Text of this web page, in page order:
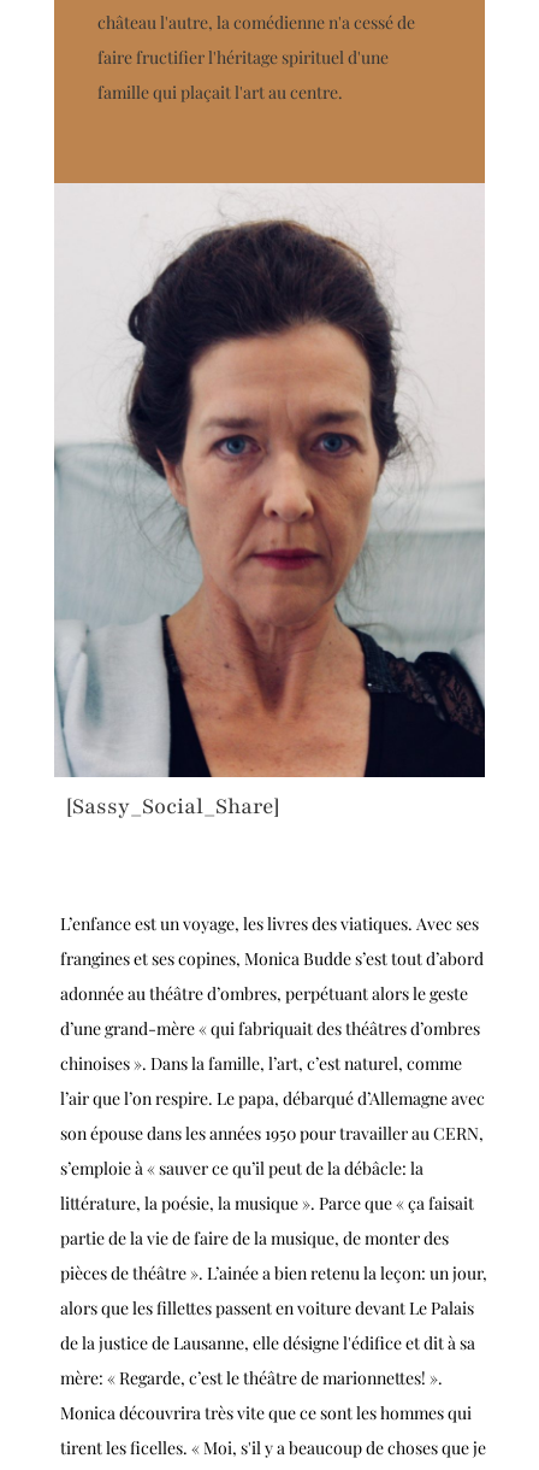
château l'autre, la comédienne n'a cessé de
faire fructifier l'héritage spirituel d'une
famille qui plaçait l'art au centre.
[Sassy_Social_Share]
L’enfance est un voyage, les livres des viatiques. Avec ses
frangines et ses copines, Monica Budde s’est tout d’abord
adonnée au théâtre d’ombres, perpétuant alors le geste
d’une grand-mère « qui fabriquait des théâtres d’ombres
chinoises ». Dans la famille, l’art, c’est naturel, comme
l’air que l’on respire. Le papa, débarqué d’Allemagne avec
son épouse dans les années 1950 pour travailler au CERN,
s’emploie à « sauver ce qu’il peut de la débâcle: la
littérature, la poésie, la musique ». Parce que « ça faisait
partie de la vie de faire de la musique, de monter des
pièces de théâtre ». L’ainée a bien retenu la leçon: un jour,
alors que les fillettes passent en voiture devant Le Palais
de la justice de Lausanne, elle désigne l'édifice et dit à sa
mère: « Regarde, c’est le théâtre de marionnettes! ».
Monica découvrira très vite que ce sont les hommes qui
tirent les ficelles. « Moi, s'il y a beaucoup de choses que je